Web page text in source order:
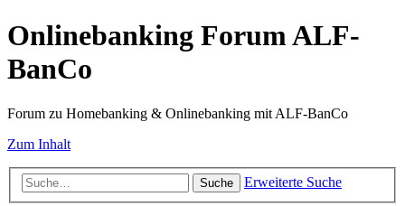
Onlinebanking Forum ALF-
BanCo
Forum zu Homebanking & Onlinebanking mit ALF-BanCo
Zum Inhalt
Suche Erweiterte Suche